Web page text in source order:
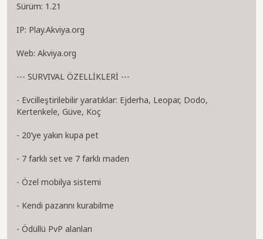
Sürüm: 1.21
IP: Play.Akviya.org
Web: Akviya.org
--- SURVIVAL ÖZELLİKLERİ ---
- Evcilleştirilebilir yaratıklar: Ejderha, Leopar, Dodo,
Kertenkele, Güve, Koç
- 20’ye yakın kupa pet
- 7 farklı set ve 7 farklı maden
- Özel mobilya sistemi
- Kendi pazarını kurabilme
- Ödüllü PvP alanları